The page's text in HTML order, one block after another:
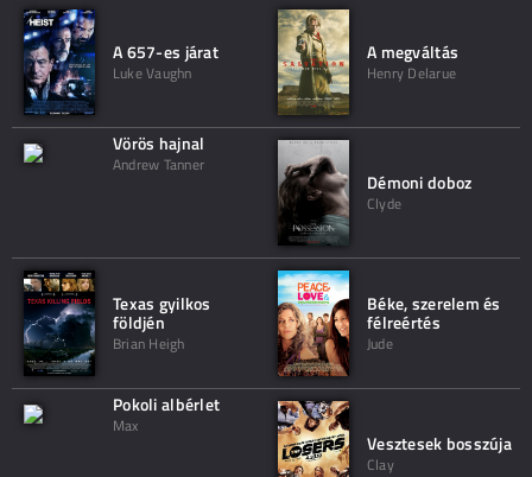
A 657-es járat
Luke Vaughn
A megváltás
Henry Delarue
Vörös hajnal
Andrew Tanner
Démoni doboz
Clyde
Texas gyilkos
földjén
Brian Heigh
Béke, szerelem és
félreértés
Jude
Pokoli albérlet
Max
Vesztesek bosszúja
Clay